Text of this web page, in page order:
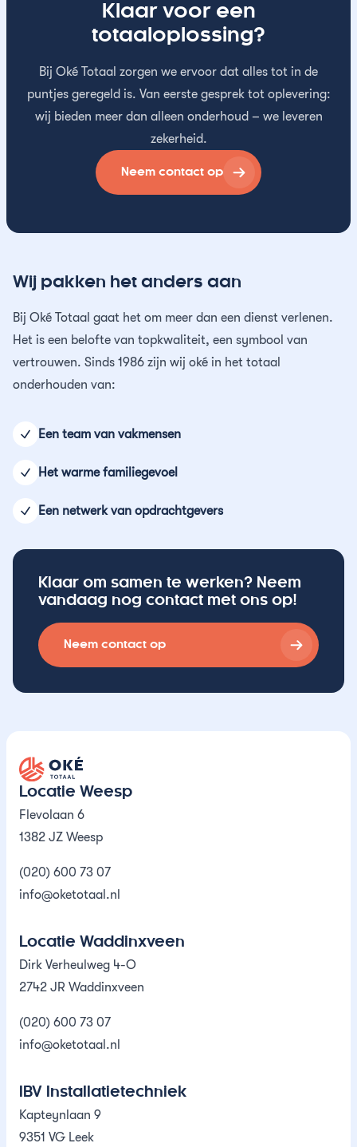
Klaar voor een
totaaloplossing?
Bij Oké Totaal zorgen we ervoor dat alles tot in de
puntjes geregeld is. Van eerste gesprek tot oplevering:
wij bieden meer dan alleen onderhoud – we leveren
zekerheid.
Neem contact op
Wij pakken het anders aan
Bij Oké Totaal gaat het om meer dan een dienst verlenen.
Het is een belofte van topkwaliteit, een symbool van
vertrouwen. Sinds 1986 zijn wij oké in het totaal
onderhouden van:
Een team van vakmensen
Het warme familiegevoel
Een netwerk van opdrachtgevers
Klaar om samen te werken? Neem
vandaag nog contact met ons op!
Neem contact op
Oké Totaal
Locatie Weesp
Flevolaan 6
1382 JZ Weesp
(020) 600 73 07
info@oketotaal.nl
Locatie Waddinxveen
Dirk Verheulweg 4-O
2742 JR Waddinxveen
(020) 600 73 07
info@oketotaal.nl
IBV Installatietechniek
Kapteynlaan 9
9351 VG Leek